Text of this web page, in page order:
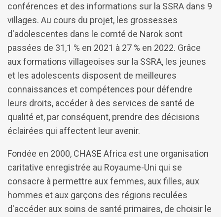
conférences et des informations sur la SSRA dans 9
villages. Au cours du projet, les grossesses
d'adolescentes dans le comté de Narok sont
passées de 31,1 % en 2021 à 27 % en 2022. Grâce
aux formations villageoises sur la SSRA, les jeunes
et les adolescents disposent de meilleures
connaissances et compétences pour défendre
leurs droits, accéder à des services de santé de
qualité et, par conséquent, prendre des décisions
éclairées qui affectent leur avenir.
Fondée en 2000, CHASE Africa est une organisation
caritative enregistrée au Royaume-Uni qui se
consacre à permettre aux femmes, aux filles, aux
hommes et aux garçons des régions reculées
d'accéder aux soins de santé primaires, de choisir le